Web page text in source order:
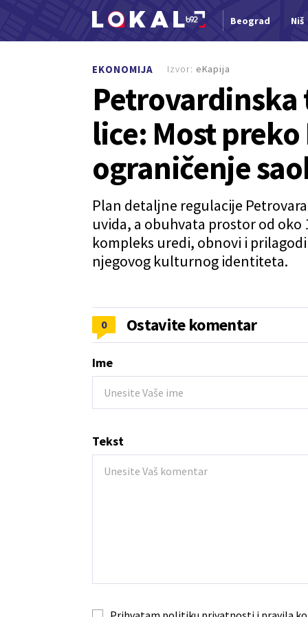
Beograd Niš
EKONOMIJA
lice: Most
ograničenje
Plan detaljne regulacije
uvida, a obuhvata prostor od oko
kompleks uredi, obnovi i
njegovog kulturnog identiteta.
Izvor: eKapija
0 Ostavite komentar
Ime
Tekst